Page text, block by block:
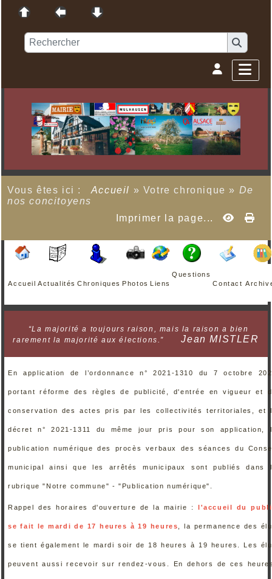
Vous êtes ici : Accueil » Votre chronique » De
nos concitoyens
Imprimer la page...
Accueil Actualités Chroniques Photos Liens
Questions
Contact
“La majorité a toujours raison, mais la raison a bien
rarement la majorité aux élections.”
Jean MISTLER
En application de l’ordonnance n° 2021-1310 du 7 octobre
portant réforme des règles de publicité, d'entrée en vigueur et
conservation des actes pris par les collectivités territoriales, et
décret n° 2021-1311 du même jour pris pour son application,
publication numérique des procès verbaux des séances du
municipal ainsi que les arrêtés municipaux sont publiés dans
rubrique "Notre commune" - "Publication numérique".
Rappel des horaires d'ouverture de la mairie : l'accueil du
se fait le mardi de 17 heures à 19 heures , la permanence des
se tient également le mardi soir de 18 heures à 19 heures. Les
peuvent aussi recevoir sur rendez-vous. En dehors de ces